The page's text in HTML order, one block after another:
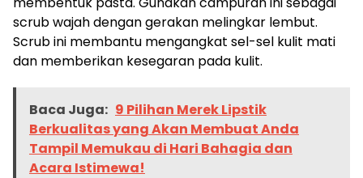
scrub wajah dengan gerakan melingkar lembut.
Scrub ini membantu mengangkat sel-sel kulit mati
dan memberikan kesegaran pada kulit.
Baca Juga: 9 Pilihan Merek Lipstik
Berkualitas yang Akan Membuat Anda
Tampil Memukau di Hari Bahagia dan
Acara Istimewa!